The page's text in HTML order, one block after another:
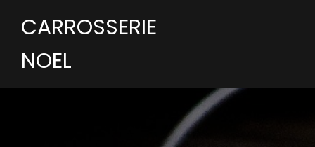
CARROSSERIE
NOEL